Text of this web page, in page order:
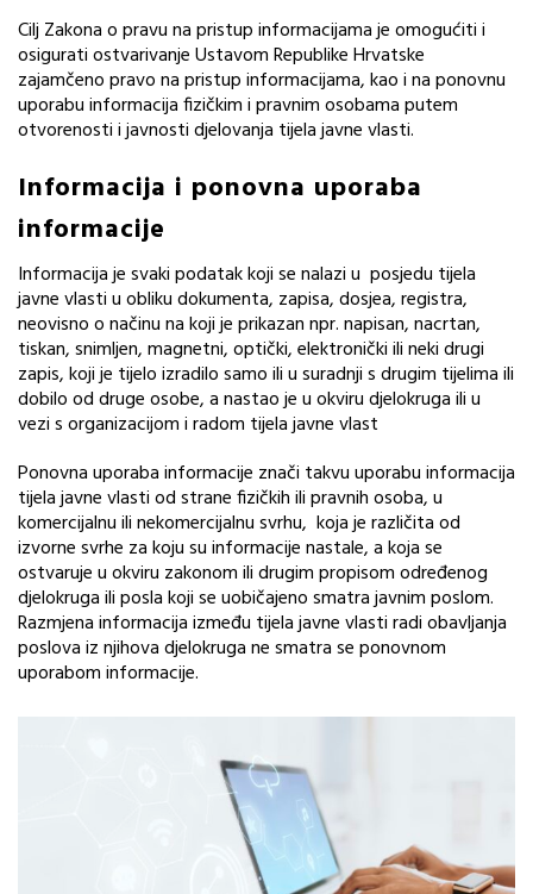
Cilj Zakona o pravu na pristup informacijama je omogućiti i
osigurati ostvarivanje Ustavom Republike Hrvatske
zajamčeno pravo na pristup informacijama, kao i na ponovnu
uporabu informacija fizičkim i pravnim osobama putem
otvorenosti i javnosti djelovanja tijela javne vlasti.
Informacija i ponovna uporaba
informacije
Informacija je svaki podatak koji se nalazi u posjedu tijela
javne vlasti u obliku dokumenta, zapisa, dosjea, registra,
neovisno o načinu na koji je prikazan npr. napisan, nacrtan,
tiskan, snimljen, magnetni, optički, elektronički ili neki drugi
zapis, koji je tijelo izradilo samo ili u suradnji s drugim tijelima ili
dobilo od druge osobe, a nastao je u okviru djelokruga ili u
vezi s organizacijom i radom tijela javne vlast
Ponovna uporaba informacije znači takvu uporabu informacija
tijela javne vlasti od strane fizičkih ili pravnih osoba, u
komercijalnu ili nekomercijalnu svrhu, koja je različita od
izvorne svrhe za koju su informacije nastale, a koja se
ostvaruje u okviru zakonom ili drugim propisom određenog
djelokruga ili posla koji se uobičajeno smatra javnim poslom.
Razmjena informacija između tijela javne vlasti radi obavljanja
poslova iz njihova djelokruga ne smatra se ponovnom
uporabom informacije.